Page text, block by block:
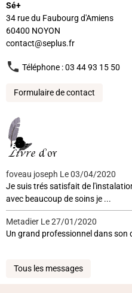
Sé+
34 rue du Faubourg d'Amiens
60400 NOYON
contact@seplus.fr
Téléphone : 03 44 93 15 50
Formulaire de contact
foveau joseph Le 03/04/2020
Je suis trés satisfait de
avec beaucoup de soins je ...
Metadier Le 27/01/2020
Un grand professionnel dans son
Tous les messages